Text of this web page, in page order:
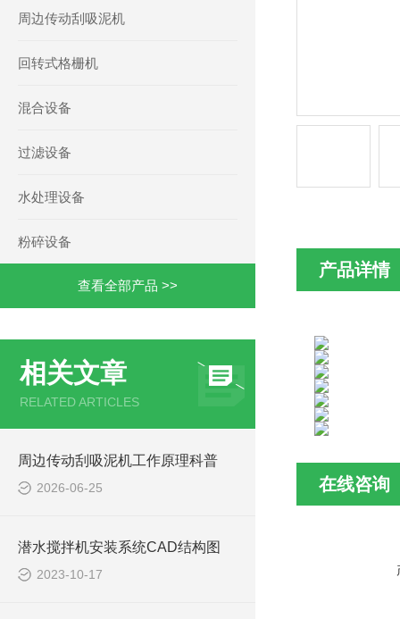
周边传动刮吸泥机
回转式格栅机
混合设备
过滤设备
水处理设备
粉碎设备
查看全部产品 >>
相关文章
RELATED ARTICLES
周边传动刮吸泥机工作原理科普
2026-06-25
潜水搅拌机安装系统CAD结构图
2023-10-17
产品详情
在线咨询